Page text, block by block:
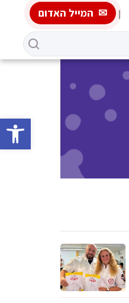
פתח
המייל האדום